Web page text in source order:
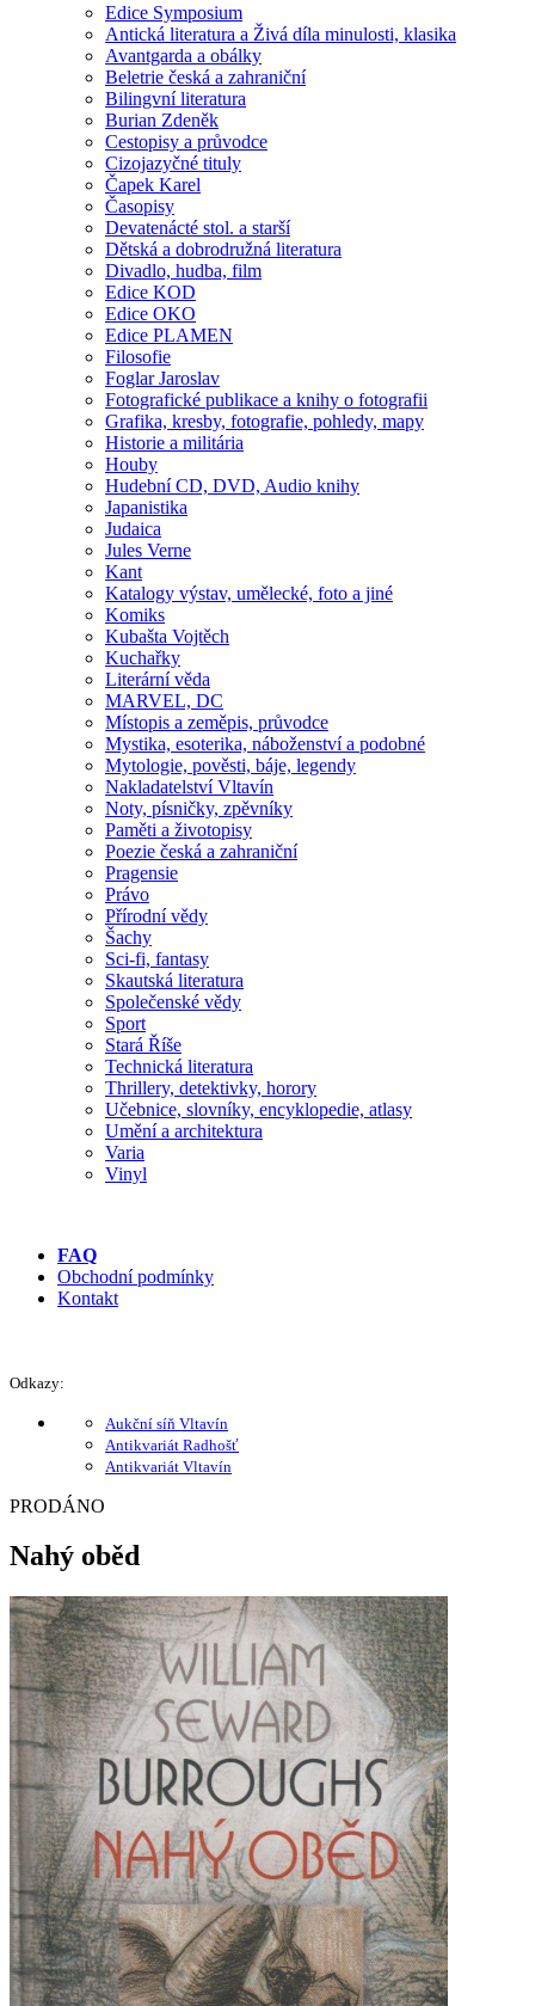
Edice Symposium
Antická literatura a Živá díla minulosti, klasika
Avantgarda a obálky
Beletrie česká a zahraniční
Bilingvní literatura
Burian Zdeněk
Cestopisy a průvodce
Cizojazyčné tituly
Čapek Karel
Časopisy
Devatenácté stol. a starší
Dětská a dobrodružná literatura
Divadlo, hudba, film
Edice KOD
Edice OKO
Edice PLAMEN
Filosofie
Foglar Jaroslav
Fotografické publikace a knihy o fotografii
Grafika, kresby, fotografie, pohledy, mapy
Historie a militária
Houby
Hudební CD, DVD, Audio knihy
Japanistika
Judaica
Jules Verne
Kant
Katalogy výstav, umělecké, foto a jiné
Komiks
Kubašta Vojtěch
Kuchařky
Literární věda
MARVEL, DC
Místopis a zeměpis, průvodce
Mystika, esoterika, náboženství a podobné
Mytologie, pověsti, báje, legendy
Nakladatelství Vltavín
Noty, písničky, zpěvníky
Paměti a životopisy
Poezie česká a zahraniční
Pragensie
Právo
Přírodní vědy
Šachy
Sci-fi, fantasy
Skautská literatura
Společenské vědy
Sport
Stará Říše
Technická literatura
Thrillery, detektivky, horory
Učebnice, slovníky, encyklopedie, atlasy
Umění a architektura
Varia
Vinyl
FAQ
Obchodní podmínky
Kontakt
Odkazy:
Aukční síň Vltavín
Antikvariát Radhošť
Antikvariát Vltavín
PRODÁNO
Nahý oběd